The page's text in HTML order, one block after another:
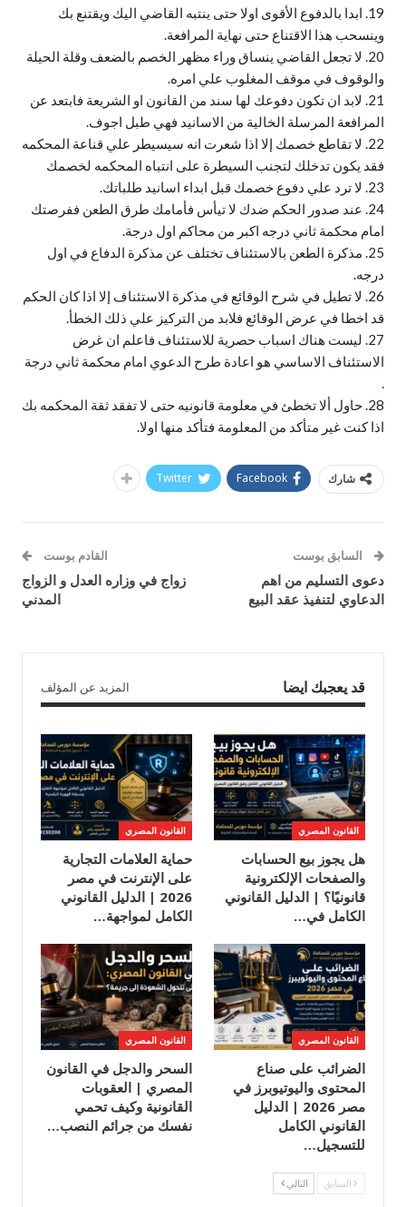
19. ابدا بالدفوع الأقوى اولا حتى ينتبه القاضي اليك ويقتنع بك
وينسحب هذا الاقتناع حتى نهاية المرافعة.
20. لا تجعل القاضي ينساق وراء مظهر الخصم بالضعف وقلة الحيلة
والوقوف في موقف المغلوب علي امره.
21. لابد ان تكون دفوعك لها سند من القانون او الشريعة فابتعد عن
المرافعة المرسلة الخالية من الاسانيد فهي طبل اجوف.
22. لا تقاطع خصمك إلا اذا شعرت انه سيسيطر علي قناعة المحكمه
فقد يكون تدخلك لتجنب السيطرة على انتباه المحكمه لخصمك
23. لا ترد علي دفوع خصمك قبل ابداء اسانيد طلباتك.
24. عند صدور الحكم ضدك لا تيأس فأمامك طرق الطعن ففرصتك
امام محكمة ثاني درجه اكبر من محاكم اول درجة.
25. مذكرة الطعن بالاستئناف تختلف عن مذكرة الدفاع في اول
درجه.
26. لا تطيل في شرح الوقائع في مذكرة الاستئناف إلا اذا كان الحكم
قد اخطا في عرض الوقائع فلابد من التركيز علي ذلك الخطأ.
27. ليست هناك اسباب حصرية للاستئناف فاعلم ان غرض
الاستئناف الاساسي هو اعادة طرح الدعوي امام محكمة ثاني درجة
.
28. حاول ألا تخطئ في معلومة قانونيه حتى لا تفقد ثقة المحكمه بك
اذا كنت غير متأكد من المعلومة فتأكد منها اولا.
شارك Facebook
Twitter
السابق بوست
دعوى التسليم من اهم
الدعاوي لتنفيذ عقد البيع
القادم بوست
زواج في وزاره العدل و الزواج
المدني
قد يعجبك ايضا المزيد عن المؤلف
القانون المصري
هل يجوز بيع الحسابات
والصفحات الإلكترونية
قانونيًا؟ | الدليل القانوني
الكامل في…
القانون المصري
حماية العلامات التجارية
على الإنترنت في مصر
2026 | الدليل القانوني
الكامل لمواجهة…
القانون المصري
الضرائب على صناع
المحتوى واليوتيوبرز في
مصر 2026 | الدليل
القانوني الكامل
للتسجيل…
القانون المصري
السحر والدجل في القانون
المصري | العقوبات
القانونية وكيف تحمي
نفسك من جرائم النصب…
السابق التالي